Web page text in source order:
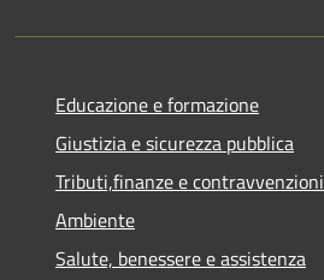
Educazione e formazione
Giustizia e sicurezza pubblica
Tributi,finanze e contravvenzioni
Ambiente
Salute, benessere e assistenza